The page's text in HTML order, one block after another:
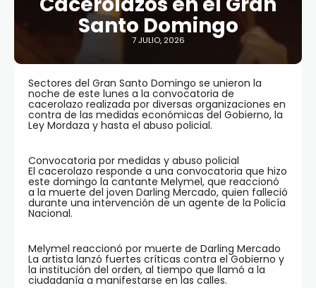
Santo Domingo
7 JULIO, 2026
Sectores del Gran Santo Domingo se unieron la
noche de este lunes a la convocatoria de
cacerolazo realizada por diversas organizaciones en
contra de las medidas económicas del Gobierno, la
Ley Mordaza y hasta el abuso policial.
Convocatoria por medidas y abuso policial
El cacerolazo responde a una convocatoria que hizo
este domingo la cantante Melymel, que reaccionó
a la muerte del joven Darling Mercado, quien falleció
durante una intervención de un agente de la Policía
Nacional.
Melymel reaccionó por muerte de Darling Mercado
La artista lanzó fuertes críticas contra el Gobierno y
la institución del orden, al tiempo que llamó a la
ciudadanía a manifestarse en las calles.